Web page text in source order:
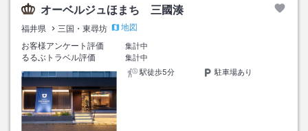
オーベルジュほまち 三國湊
福井県 三国・東尋坊
地図
お客様アンケート評価
集計中
るるぶトラベル評価
集計中
駅徒歩5分
駐車場あり